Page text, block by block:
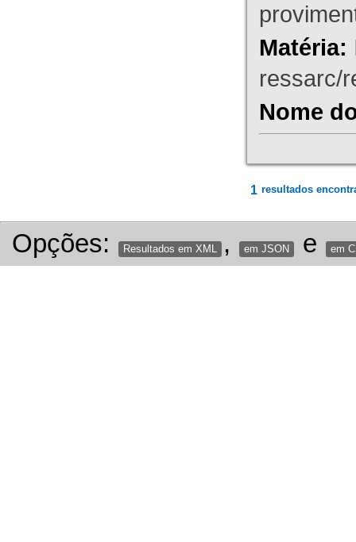
Matéria:
ressarc/
Nome
1 resultados
Opções: Resultados em XML , em JSON e em